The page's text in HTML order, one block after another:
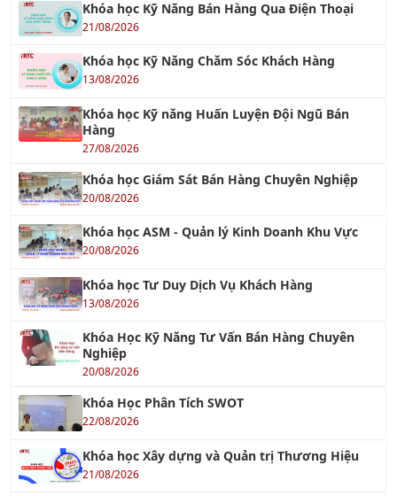
Tư vấn ISO 14001: 2015 – Hệ thống Quản lý Môi
30/10/2016
18/06/2018
TƯ VẤN ISO 22000 & HACCP
Tư Vấn HACCP - Hệ thống Phân tích Mối nguy
01/10/2016
Thực Phẩm
26/10/2019
TƯ VẤN ISO 13485 : 2016
07/04/2018
26/07/2018
GMP CHO VẬT LIỆU BAO GÓI DƯỢC PHẨM
17/08/2023